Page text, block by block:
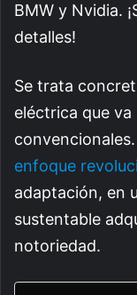
BMW y Nvidia.
detalles!
Se trata
eléctrica que
enfoque
adaptación, en
sustentable
notoriedad.